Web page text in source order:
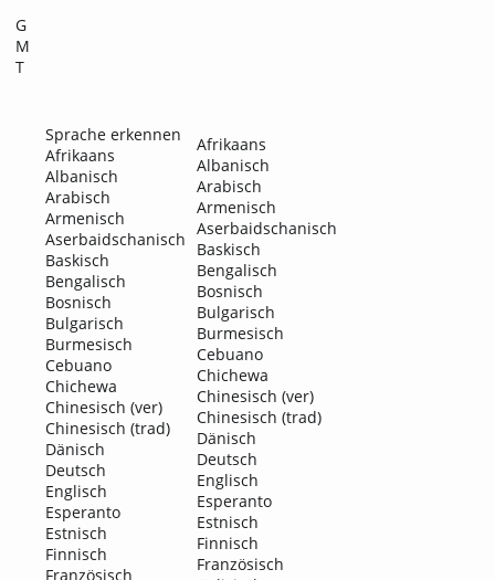
G
M
T
Sprache erkennen
Afrikaans
Albanisch
Arabisch
Armenisch
Aserbaidschanisch
Baskisch
Bengalisch
Bosnisch
Bulgarisch
Burmesisch
Cebuano
Chichewa
Chinesisch (ver)
Chinesisch (trad)
Dänisch
Deutsch
Englisch
Esperanto
Estnisch
Finnisch
Französisch
Afrikaans
Albanisch
Arabisch
Armenisch
Aserbaidschanisch
Baskisch
Bengalisch
Bosnisch
Bulgarisch
Burmesisch
Cebuano
Chichewa
Chinesisch (ver)
Chinesisch (trad)
Dänisch
Deutsch
Englisch
Esperanto
Estnisch
Finnisch
Französisch